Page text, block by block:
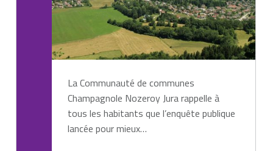
La Communauté de communes
Champagnole Nozeroy Jura rappelle à
tous les habitants que l’enquête publique
lancée pour mieux…